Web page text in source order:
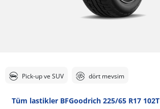
Pick-up ve SUV dört mevsim
Tüm lastikler BFGoodrich 225/65 R17 102T